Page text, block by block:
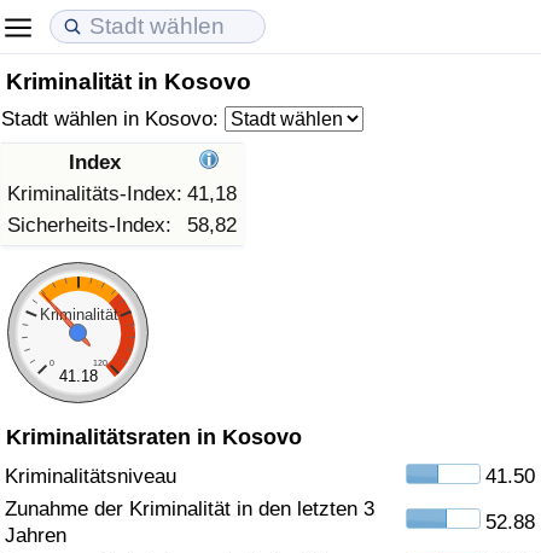
Kriminalität in Kosovo
Stadt wählen in Kosovo:
Index
Kriminalitäts-Index: 41,18
Sicherheits-Index:
58,82
Kriminalität
0 120
41.18
Kriminalitätsraten in Kosovo
Kriminalitätsniveau
41.50
Zunahme der Kriminalität in den letzten 3
Jahren
52.88
Lebenshaltungskosten
Lebenshaltungskosten-Index (aktuell)
Lebenshaltungskosten-Index
Lebenshaltungskosten-Index nach Land
in Akaba
Immobilienpreise
Immobilienpreis-Index (aktuell)
Immobilienpreis-Index
Immobilienpreis-Index nach Land
Lebensqualität
Lebensqualität-Index
Lebensqualität-Index (aktuell)
Lebensqualitätsindex nach Land
Kriminalität
Kriminalitäts-Index (aktuell)
Kriminalitätsindex nach Land